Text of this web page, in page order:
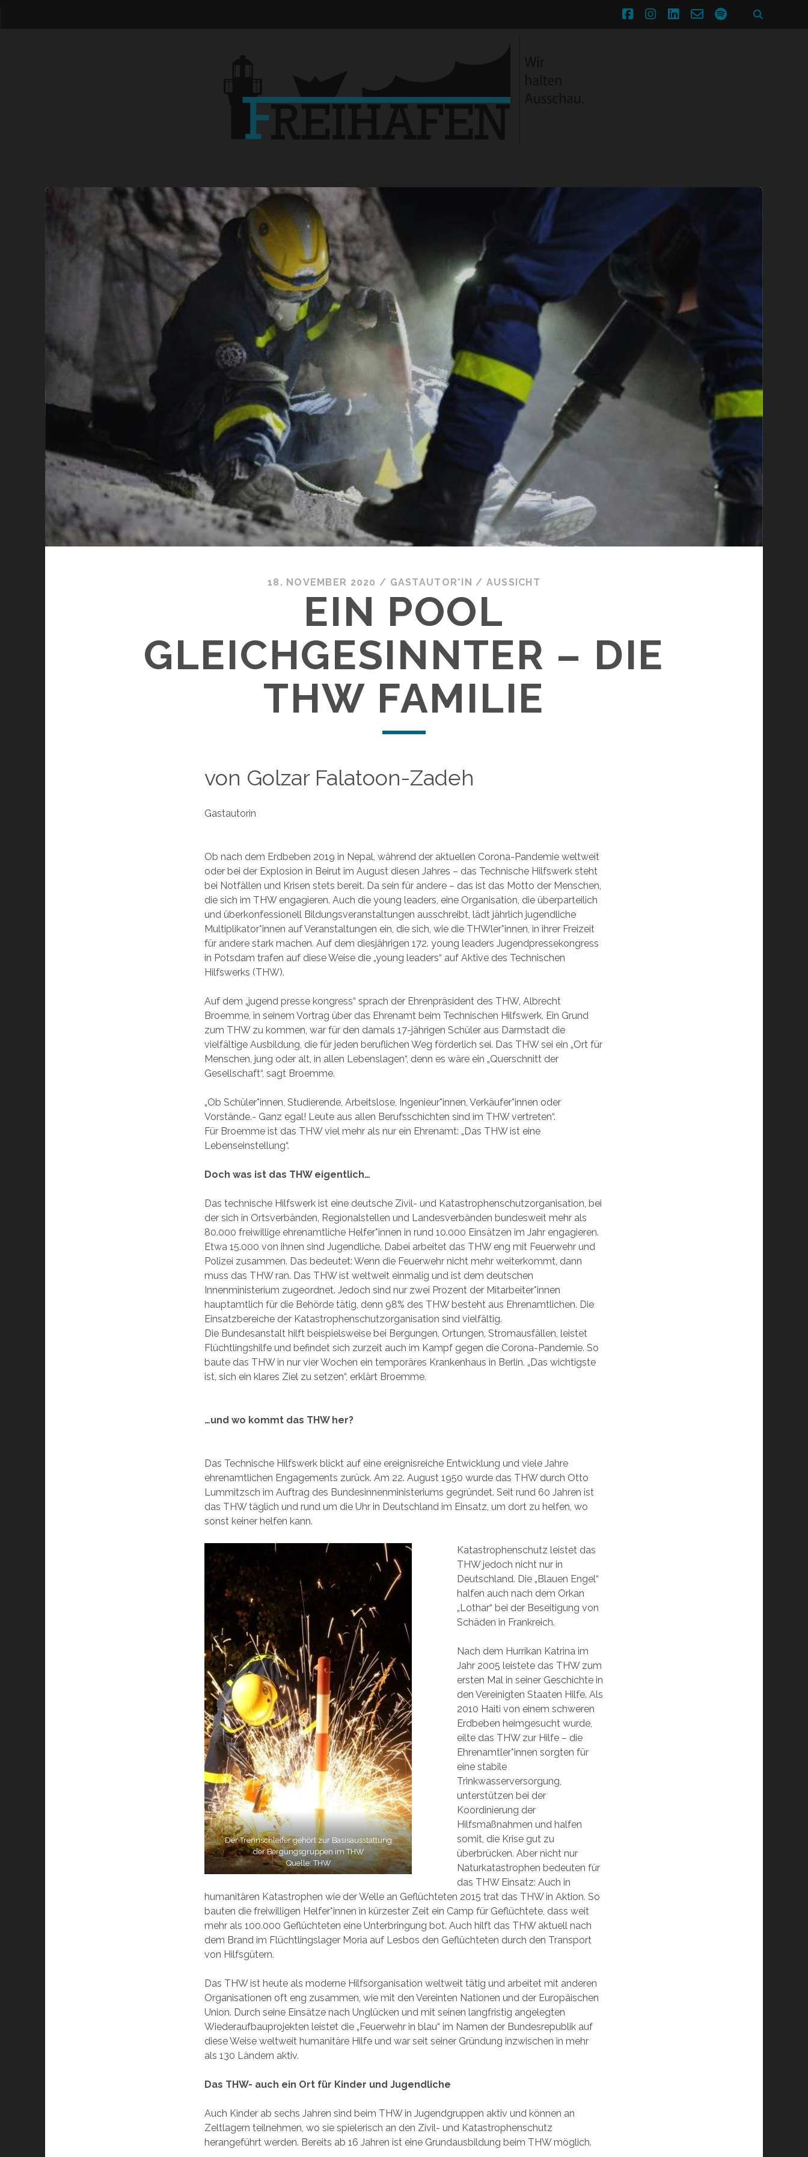
facebookinstagram
linkedin
email-spotify
18. NOVEMBER 2020 / GASTAUTOR*IN / AUSSICHT
EIN POOL
GLEICHGESINNTER – DIE
THW FAMILIE
von Golzar Falatoon-Zadeh
Gastautorin
Ob nach dem Erdbeben 2019 in Nepal, während der aktuellen Corona-Pandemie weltweit
oder bei der Explosion in Beirut im August diesen Jahres – das Technische Hilfswerk steht
bei Notfällen und Krisen stets bereit. Da sein für andere – das ist das Motto der Menschen,
die sich im THW engagieren. Auch die young leaders, eine Organisation, die überparteilich
und überkonfessionell Bildungsveranstaltungen ausschreibt, lädt jährlich jugendliche
Multiplikator*innen auf Veranstaltungen ein, die sich, wie die THWler*innen, in ihrer Freizeit
für andere stark machen. Auf dem diesjährigen 172. young leaders Jugendpressekongress
in Potsdam trafen auf diese Weise die „young leaders“ auf Aktive des Technischen
Hilfswerks (THW).
Auf dem „jugend presse kongress“ sprach der Ehrenpräsident des THW, Albrecht
Broemme, in seinem Vortrag über das Ehrenamt beim Technischen Hilfswerk. Ein Grund
zum THW zu kommen, war für den damals 17-jährigen Schüler aus Darmstadt die
vielfältige Ausbildung, die für jeden beruflichen Weg förderlich sei. Das THW sei ein „Ort für
Menschen, jung oder alt, in allen Lebenslagen“, denn es wäre ein „Querschnitt der
Gesellschaft“, sagt Broemme.
„Ob Schüler*innen, Studierende, Arbeitslose, Ingenieur*innen, Verkäufer*innen oder
Vorstände.- Ganz egal! Leute aus allen Berufsschichten sind im THW vertreten“.
Für Broemme ist das THW viel mehr als nur ein Ehrenamt: „Das THW ist eine
Lebenseinstellung“.
Doch was ist das THW eigentlich…
Das technische Hilfswerk ist eine deutsche Zivil- und Katastrophenschutzorganisation, bei
der sich in Ortsverbänden, Regionalstellen und Landesverbänden bundesweit mehr als
80.000 freiwillige ehrenamtliche Helfer*innen in rund 10.000 Einsätzen im Jahr engagieren.
Etwa 15.000 von ihnen sind Jugendliche. Dabei arbeitet das THW eng mit Feuerwehr und
Polizei zusammen. Das bedeutet: Wenn die Feuerwehr nicht mehr weiterkommt, dann
muss das THW ran. Das THW ist weltweit einmalig und ist dem deutschen
Innenministerium zugeordnet. Jedoch sind nur zwei Prozent der Mitarbeiter*innen
hauptamtlich für die Behörde tätig, denn 98% des THW besteht aus Ehrenamtlichen. Die
Einsatzbereiche der Katastrophenschutzorganisation sind vielfältig.
Die Bundesanstalt hilft beispielsweise bei Bergungen, Ortungen, Stromausfällen, leistet
Flüchtlingshilfe und befindet sich zurzeit auch im Kampf gegen die Corona-Pandemie. So
baute das THW in nur vier Wochen ein temporäres Krankenhaus in Berlin. „Das wichtigste
ist, sich ein klares Ziel zu setzen“, erklärt Broemme.
…und wo kommt das THW her?
Das Technische Hilfswerk blickt auf eine ereignisreiche Entwicklung und viele Jahre
ehrenamtlichen Engagements zurück. Am 22. August 1950 wurde das THW durch Otto
Lummitzsch im Auftrag des Bundesinnenministeriums gegründet. Seit rund 60 Jahren ist
das THW täglich und rund um die Uhr in Deutschland im Einsatz, um dort zu helfen, wo
sonst keiner helfen kann.
Der Trennschleifer gehört zur Basisausstattung
der Bergungsgruppen im THW
Quelle: THW
Katastrophenschutz leistet das
THW jedoch nicht nur in
Deutschland. Die „Blauen Engel“
halfen auch nach dem Orkan
„Lothar“ bei der Beseitigung von
Schäden in Frankreich.
Nach dem Hurrikan Katrina im
Jahr 2005 leistete das THW zum
ersten Mal in seiner Geschichte in
den Vereinigten Staaten Hilfe. Als
2010 Haiti von einem schweren
Erdbeben heimgesucht wurde,
eilte das THW zur Hilfe – die
Ehrenamtler*innen sorgten für
eine stabile
Trinkwasserversorgung,
unterstützen bei der
Koordinierung der
Hilfsmaßnahmen und halfen
somit, die Krise gut zu
überbrücken. Aber nicht nur
Naturkatastrophen bedeuten für
das THW Einsatz: Auch in
humanitären Katastrophen wie der Welle an Geflüchteten 2015 trat das THW in Aktion. So
bauten die freiwilligen Helfer*innen in kürzester Zeit ein Camp für Geflüchtete, dass weit
mehr als 100.000 Geflüchteten eine Unterbringung bot. Auch hilft das THW aktuell nach
dem Brand im Flüchtlingslager Moria auf Lesbos den Geflüchteten durch den Transport
von Hilfsgütern.
Das THW ist heute als moderne Hilfsorganisation weltweit tätig und arbeitet mit anderen
Organisationen oft eng zusammen, wie mit den Vereinten Nationen und der Europäischen
Union. Durch seine Einsätze nach Unglücken und mit seinen langfristig angelegten
Wiederaufbauprojekten leistet die „Feuerwehr in blau“ im Namen der Bundesrepublik auf
diese Weise weltweit humanitäre Hilfe und war seit seiner Gründung inzwischen in mehr
als 130 Ländern aktiv.
Das THW- auch ein Ort für Kinder und Jugendliche
Auch Kinder ab sechs Jahren sind beim THW in Jugendgruppen aktiv und können an
Zeltlagern teilnehmen, wo sie spielerisch an den Zivil- und Katastrophenschutz
herangeführt werden. Bereits ab 16 Jahren ist eine Grundausbildung beim THW möglich.